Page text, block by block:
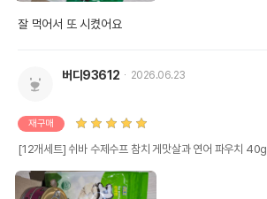
잘 먹어서 또 시켰어요
버디93612 2026.06.23
재구매
[12개세트] 쉬바 수제수프 참치 게맛살과 연어 파우치 40g